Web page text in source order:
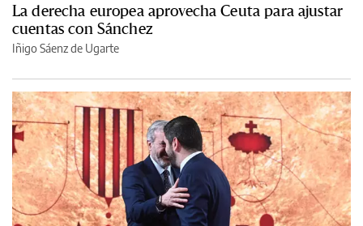
La derecha europea aprovecha Ceuta para ajustar
cuentas con Sánchez
Iñigo Sáenz de Ugarte